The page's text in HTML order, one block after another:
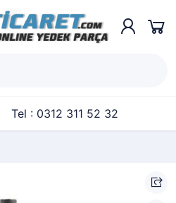
Tel : 0312 311 52 32